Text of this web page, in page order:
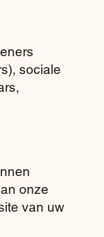
sociale
onze
van uw